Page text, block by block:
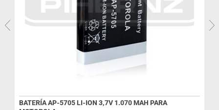
BATERÍA AP-5705 LI-ION 3,7V 1.070 MAH PARA